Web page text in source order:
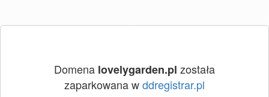
Domena lovelygarden.pl została
zaparkowana wddregistrar.pl